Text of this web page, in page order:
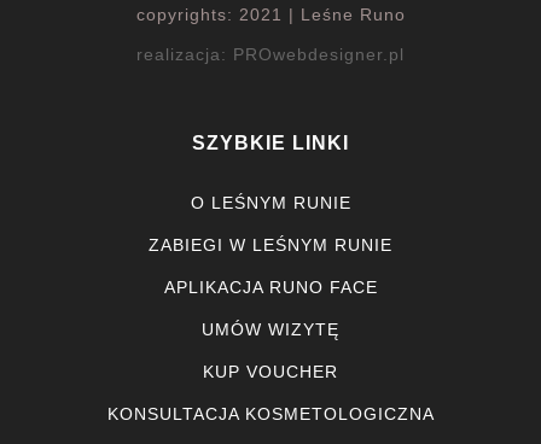
copyrights: 2021 | Leśne Runo
realizacja: PROwebdesigner.pl
SZYBKIE LINKI
O LEŚNYM RUNIE
ZABIEGI W LEŚNYM RUNIE
APLIKACJA RUNO FACE
UMÓW WIZYTĘ
KUP VOUCHER
KONSULTACJA KOSMETOLOGICZNA